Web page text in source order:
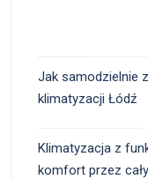
Jak samodzielnie
klimatyzacji Łódź
Klimatyzacja z
komfort przez